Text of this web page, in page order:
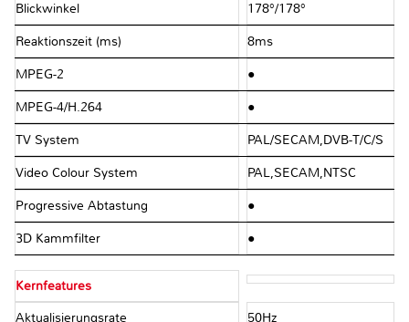
Blickwinkel 178°/178°
Reaktionszeit (ms) 8ms
MPEG-2 ●
MPEG-4/H.264 ●
TV System PAL/SECAM,DVB-T/C/S
Video Colour System PAL,SECAM,NTSC
Progressive Abtastung ●
3D Kammfilter ●
Kernfeatures
Aktualisierungsrate 50Hz